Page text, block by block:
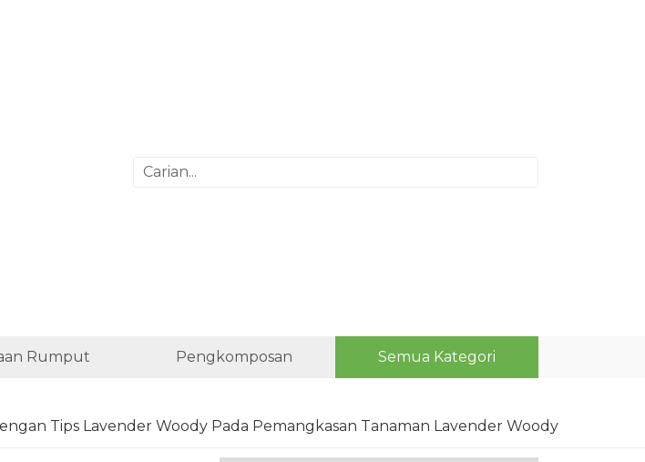
Rumput Pengkomposan Semua Kategori
Tips Lavender Woody Pada Pemangkasan Tanaman Lavender Woody